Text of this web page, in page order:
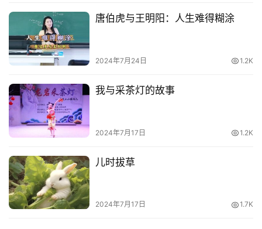
唐伯虎与王明阳：人生难得糊涂
2024年7月24日 1.2K
我与采茶灯的故事
2024年7月17日 1.2K
儿时拔草
2024年7月17日 1.7K